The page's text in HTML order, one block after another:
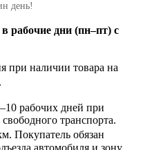
день!
рабочие дни (пн–пт) с
при наличии товара на
рабочих дней при
транспорта.
Покупатель обязан